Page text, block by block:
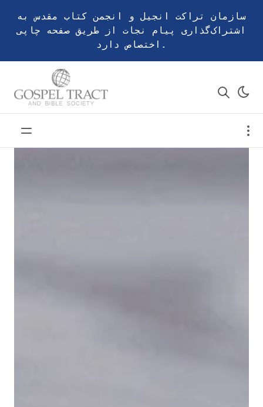
سازمان تراکت انجیل و انجمن کتاب مقدس به
اشتراک‌گذاری پیام نجات از طریق صفحه چاپی
اختصاص دارد.